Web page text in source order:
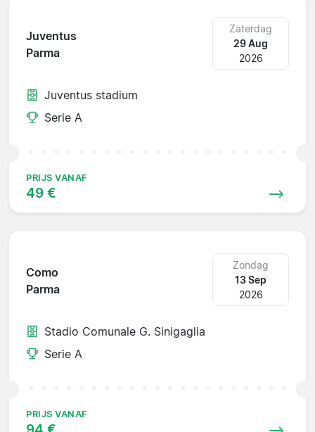
Juventus
Parma
Zaterdag
29 Aug
2026
Juventus stadium
Serie A
PRIJS VANAF
49 €
Como
Parma
Zondag
13 Sep
2026
Stadio Comunale G. Sinigaglia
Serie A
PRIJS VANAF